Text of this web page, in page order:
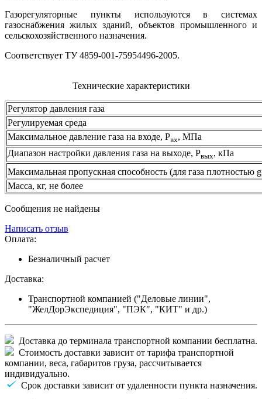
Газорегуляторные пункты используются в системах
газоснабжения жилых зданий, объектов промышленного и
сельскохозяйственного назначения.
Соответствует ТУ 4859-001-75954496-2005.
Технические характеристики
Регулятор давления газа
Регулируемая среда
Максимальное давление газа на входе, Рвх, МПа
Диапазон настройки давления газа на выходе, Рвых, кПа
Максимальная пропускная способность (для газа плотностью
Масса, кг, не более
Сообщения не найдены
Написать отзыв
Оплата:
Безналичный расчет
Доставка:
Транспортной компанией ("Деловые линии",
"ЖелДорЭкспедиция", "ПЭК", "КИТ" и др.)
Доставка до терминала транспортной компании бесплатна.
Стоимость доставки зависит от тарифа транспортной
компании, веса, габаритов груза, рассчитывается
индивидуально.
Срок доставки зависит от удаленности пункта назначения.